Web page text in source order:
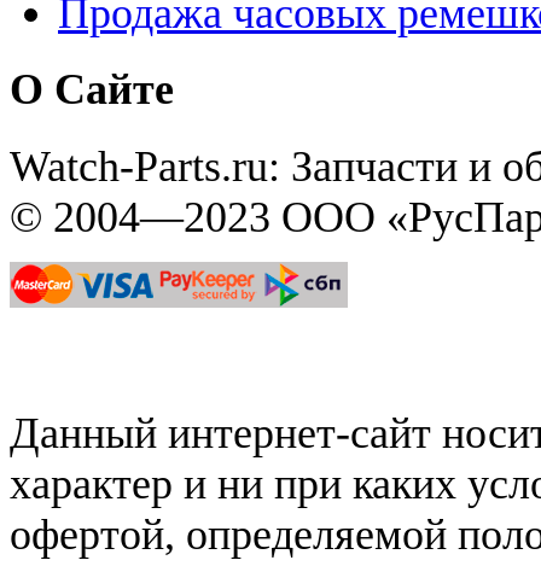
Продажа часовых
О Сайте
Watch-Parts.ru: Запчасти и
© 2004—2023 ООО
Данный интернет-сайт
характер и ни при каких
офертой, определяемой